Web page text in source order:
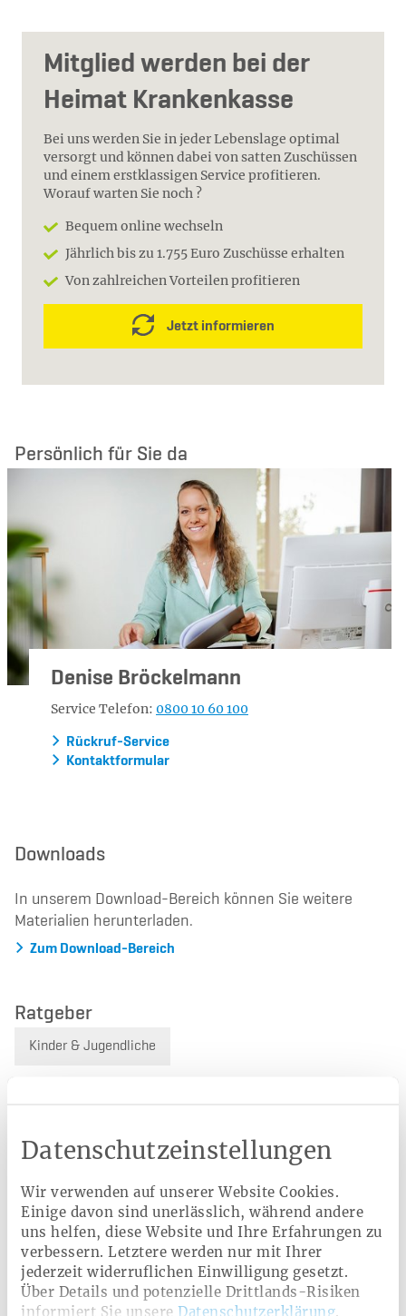
Datenschutzeinstellungen
Wir verwenden auf unserer Website Cookies.
Einige davon sind unerlässlich, während andere
uns helfen, diese Website und Ihre Erfahrungen zu
verbessern. Letztere werden nur mit Ihrer
jederzeit widerruflichen Einwilligung gesetzt.
Über Details und potenzielle Drittlands-Risiken
informiert Sie unsere Datenschutzerklärung.
Mitglied werden bei der
Heimat Krankenkasse
Bei uns werden Sie in jeder Lebenslage optimal
versorgt und können dabei von satten Zuschüssen
und einem erstklassigen Service profitieren.
Worauf warten Sie noch ?
Bequem online wechseln
Jährlich bis zu 1.755 Euro Zuschüsse erhalten
Von zahlreichen Vorteilen profitieren
Jetzt informieren
Persönlich für Sie da
Denise Bröckelmann
Service Telefon: 0800 10 60 100
Rückruf-Service
Kontaktformular
Downloads
In unserem Download-Bereich können Sie weitere
Materialien herunterladen.
Zum Download-Bereich
Ratgeber
Kinder & Jugendliche
Verwandte Leistungen
Haushaltshilfe Akupunktur Kindernotfall ABC
Kinderbonusprogramm
Online-Psychotherapie für Kinder und Jugendliche